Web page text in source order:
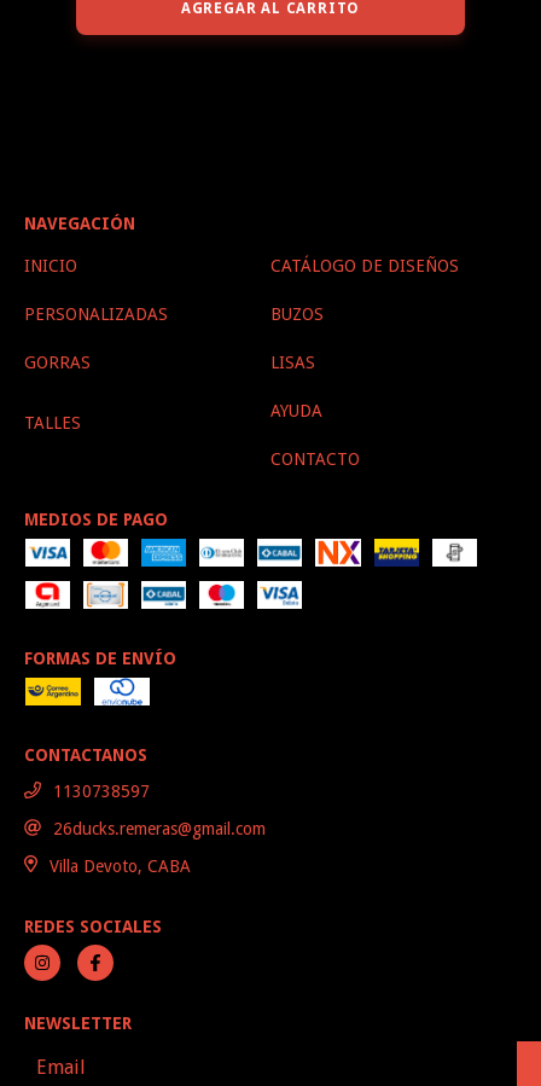
AGREGAR AL CARRITO
NAVEGACIÓN
INICIO CATÁLOGO DE DISEÑOS
PERSONALIZADAS BUZOS
GORRAS LISAS
TALLES
AYUDA
CONTACTO
MEDIOS DE PAGO
FORMAS DE ENVÍO
CONTACTANOS
1130738597
26ducks.remeras@gmail.com
Villa Devoto, CABA
REDES SOCIALES
NEWSLETTER